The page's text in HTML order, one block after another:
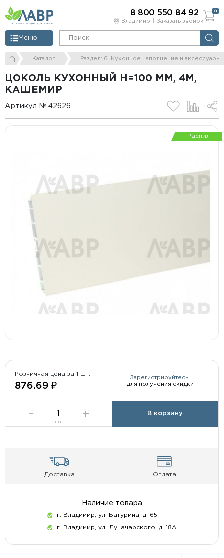
Владимир Заказать звонок
Меню
8 800 550 84 92 0
Каталог Раздел: 6. Кухонное наполнение и аксессуары
ЦОКОЛЬ КУХОННЫЙ H=100 ММ, 4М,
КАШЕМИР
Артикул № 42626
Распил
Розничная цена за 1 шт:
876.69 ₽
Зарегистрируйтесь!
для получения скидки
шт
В корзину
Доставка Оплата
Наличие товара
г. Владимир, ул. Батурина, д. 65
г. Владимир, ул. Луначарского, д. 18А